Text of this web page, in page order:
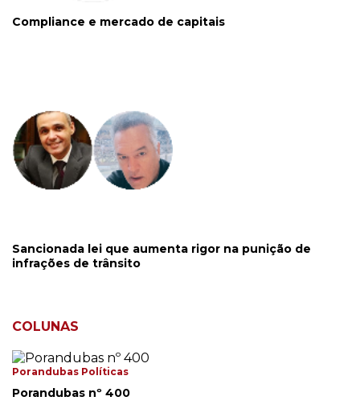
Compliance e mercado de capitais
Sancionada lei que aumenta rigor na punição de
infrações de trânsito
COLUNAS
Porandubas Políticas
Porandubas nº 400